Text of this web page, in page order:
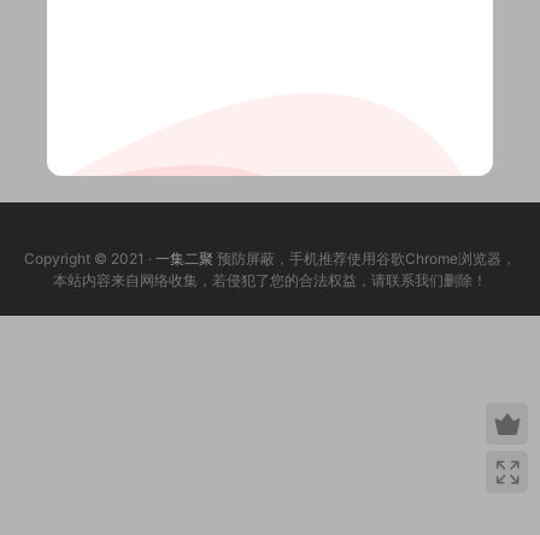
Copyright © 2021 · 一集二聚 预防屏蔽，手机推荐使用谷歌Chrome浏览器，
本站内容来自网络收集，若侵犯了您的合法权益，请联系我们删除！